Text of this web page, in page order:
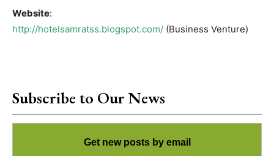
Website:
http://hotelsamratss.blogspot.com/ (Business Venture)
Subscribe to Our News
Get new posts by email